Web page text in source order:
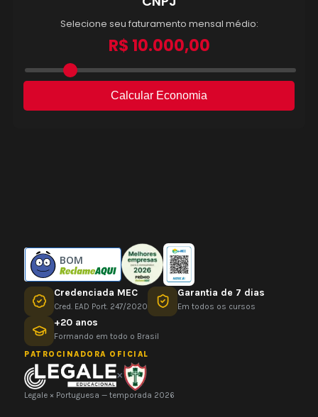
BOM
Credenciada MEC
Cred. EAD Port. 247/2020
Garantia de 7 dias
Em todos os cursos
+20 anos
Formando em todo o Brasil
PATROCINADORA OFICIAL
×
Legale × Portuguesa — temporada 2026